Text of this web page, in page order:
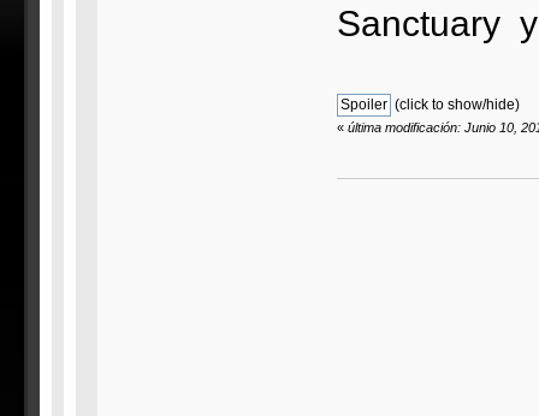
Sanctuary
(click to show/hide)
«última modificación: Junio 10,